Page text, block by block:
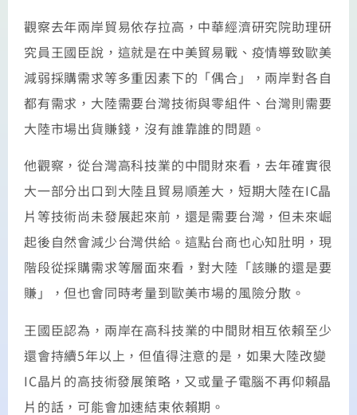
觀察去年兩岸貿易依存拉高，中華經濟研究院助理研
究員王國臣說，這就是在中美貿易戰、疫情導致歐美
減弱採購需求等多重因素下的「偶合」，兩岸對各自
都有需求，大陸需要台灣技術與零組件、台灣則需要
大陸市場出貨賺錢，沒有誰靠誰的問題。
他觀察，從台灣高科技業的中間財來看，去年確實很
大一部分出口到大陸且貿易順差大，短期大陸在IC晶
片等技術尚未發展起來前，還是需要台灣，但未來崛
起後自然會減少台灣供給。這點台商也心知肚明，現
階段從採購需求等層面來看，對大陸「該賺的還是要
賺」，但也會同時考量到歐美市場的風險分散。
王國臣認為，兩岸在高科技業的中間財相互依賴至少
還會持續5年以上，但值得注意的是，如果大陸改變
IC晶片的高技術發展策略，又或量子電腦不再仰賴晶
片的話，可能會加速結束依賴期。